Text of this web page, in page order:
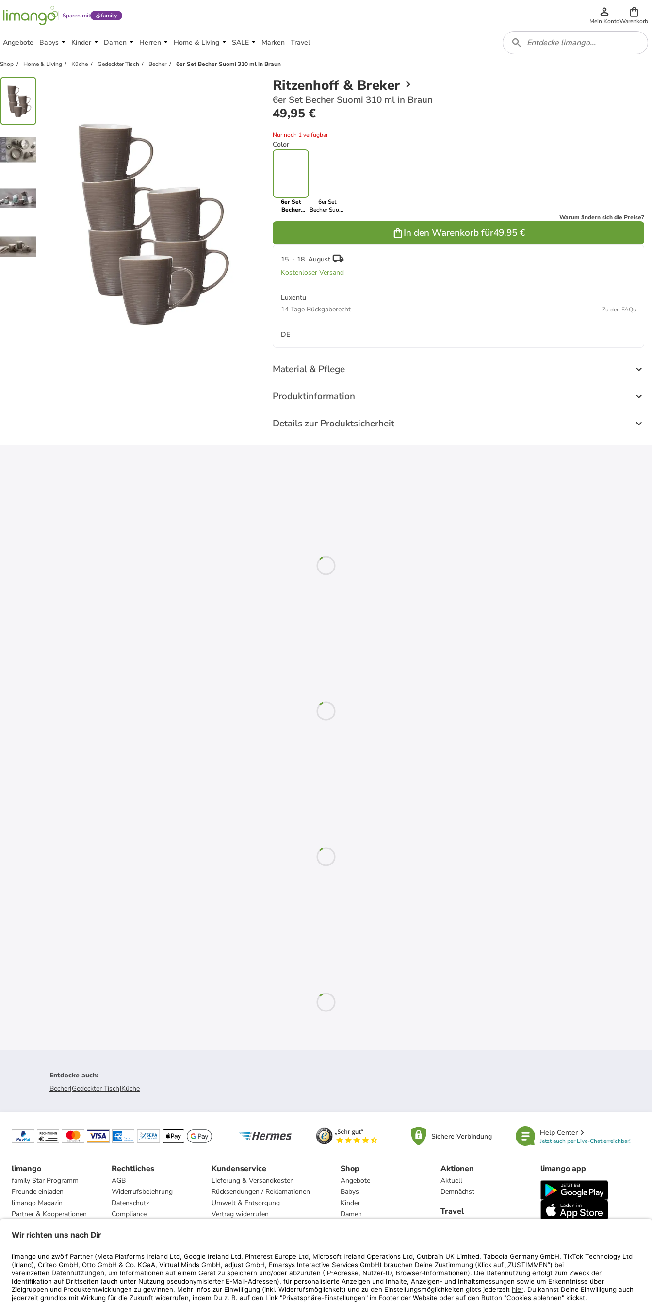
Sparen mit family
Mein KontoWarenkorb
Angebote Babys Kinder Damen Herren Home & Living SALE Marken Travel
Shop Home & Living Küche Gedeckter Tisch Becher 6er Set Becher Suomi 310 ml in Braun
Ritzenhoff & Breker
6er Set Becher Suomi 310 ml in Braun
49,95 €
Nur noch 1 verfügbar
Color
6er Set
Becher
6er Set
Becher Suomi
Warum ändern sich die Preise?
In den Warenkorb für49,95 €
15. - 18. August
Kostenloser Versand
Luxentu
14 Tage Rückgaberecht
Zu den FAQs
DE
Material & Pflege
Produktinformation
Details zur Produktsicherheit
Entdecke auch:
Becher|Gedeckter Tisch|Küche
Sichere Verbindung Help Center
Jetzt auch per Live-Chat erreichbar!
limango
family Star Programm
Freunde einladen
limango Magazin
Partner & Kooperationen
Presse
Rechtliches
AGB
Widerrufsbelehrung
Datenschutz
Compliance
Kundenservice
Lieferung & Versandkosten
Rücksendungen / Reklamationen
Umwelt & Entsorgung
Vertrag widerrufen
Shop
Angebote
Babys
Kinder
Damen
Marken
Aktionen
Aktuell
Demnächst
Travel
limango app
limango.nl limango.pl